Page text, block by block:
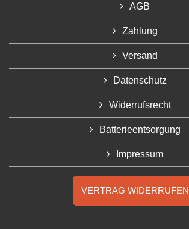
AGB
Zahlung
Versand
Datenschutz
Widerrufsrecht
Batterieentsorgung
Impressum
VERTRAG WIDERRUFEN